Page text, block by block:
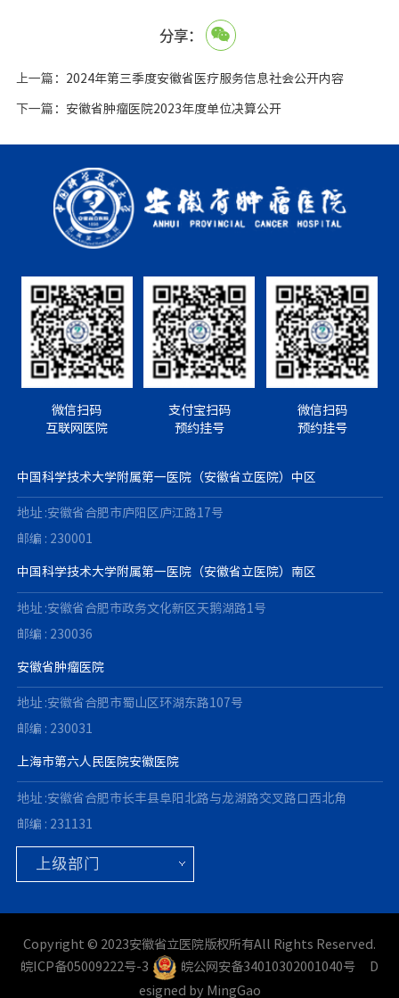
分享：
上一篇： 2024年第三季度安徽省医疗服务信息社会公开内容
下一篇： 安徽省肿瘤医院2023年度单位决算公开
微信扫码
互联网医院
支付宝扫码
预约挂号
微信扫码
预约挂号
中国科学技术大学附属第一医院（安徽省立医院）中区
地址 :安徽省合肥市庐阳区庐江路17号
邮编 : 230001
中国科学技术大学附属第一医院（安徽省立医院）南区
地址 :安徽省合肥市政务文化新区天鹅湖路1号
邮编 : 230036
安徽省肿瘤医院
地址 :安徽省合肥市蜀山区环湖东路107号
邮编 : 230031
上海市第六人民医院安徽医院
地址 :安徽省合肥市长丰县阜阳北路与龙湖路交叉路口西北角
邮编 : 231131
Copyright © 2023安徽省立医院版权所有All Rights Reserved.
皖ICP备05009222号-3
皖公网安备34010302001040号
D
esigned by MingGao